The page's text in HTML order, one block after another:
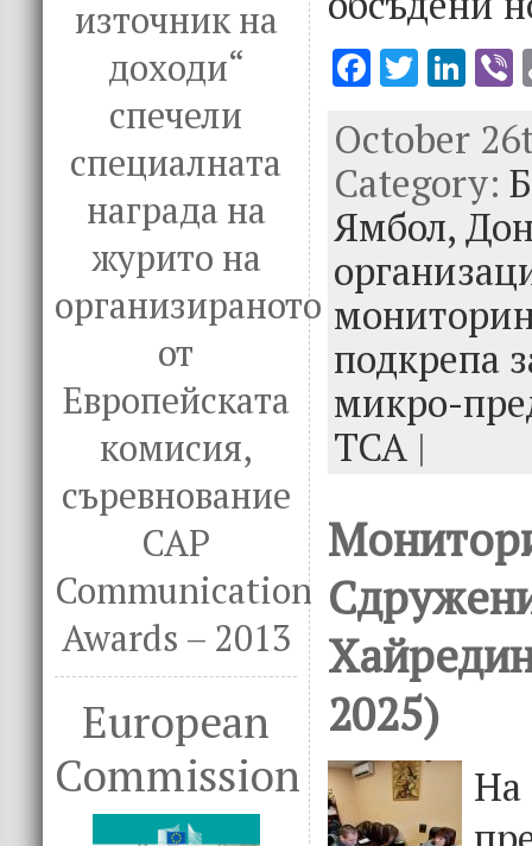
източник на
доходи“
спечели
специалната
награда на
журито на
организираното
от
Европейската
комисия,
съревнование
CAP
Communication
Awards – 2013
European
Commission
F
e
b
o
o
k
T
it
te
r
Li
k
e
dI
n
October
Category:
Ямбол,
подкрепа
микро-
ТСА |
2025)